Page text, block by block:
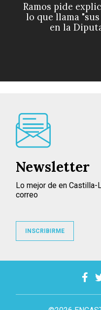
Ramos pide
lo que llama
en la
Newsletter
Lo mejor de en Castilla-
correo
INSCRIBIRME